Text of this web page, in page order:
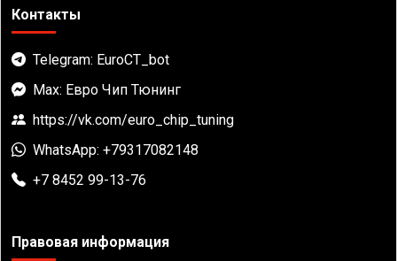
Контакты
Telegram: EuroCT_bot
Max: Евро Чип Тюнинг
https://vk.com/euro_chip_tuning
WhatsApp: +79317082148
+7 8452 99-13-76
Правовая информация